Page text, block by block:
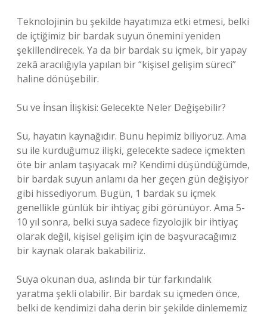
Teknolojinin bu şekilde hayatımıza etki etmesi, belki
de içtiğimiz bir bardak suyun önemini yeniden
şekillendirecek. Ya da bir bardak su içmek, bir yapay
zekâ aracılığıyla yapılan bir “kişisel gelişim süreci”
haline dönüşebilir.
Su ve İnsan İlişkisi: Gelecekte Neler Değişebilir?
Su, hayatın kaynağıdır. Bunu hepimiz biliyoruz. Ama
su ile kurduğumuz ilişki, gelecekte sadece içmekten
öte bir anlam taşıyacak mı? Kendimi düşündüğümde,
bir bardak suyun anlamı da her geçen gün değişiyor
gibi hissediyorum. Bugün, 1 bardak su içmek
genellikle günlük bir ihtiyaç gibi görünüyor. Ama 5-
10 yıl sonra, belki suya sadece fizyolojik bir ihtiyaç
olarak değil, kişisel gelişim için de başvuracağımız
bir kaynak olarak bakabiliriz.
Suya okunan dua, aslında bir tür farkındalık
yaratma şekli olabilir. Bir bardak su içmeden önce,
belki de kendimizi daha derin bir şekilde dinlememiz